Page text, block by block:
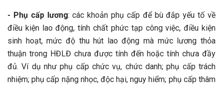
- Phụ cấp lương: các khoản phụ cấp để bù đắp yếu tố về
điều kiện lao động, tính chất phức tạp công việc, điều kiện
sinh hoạt, mức độ thu hút lao động mà mức lương thỏa
thuận trong HĐLĐ chưa được tính đến hoặc tính chưa đầy
đủ. Ví dụ như phụ cấp chức vụ, chức danh; phụ cấp trách
nhiệm; phụ cấp nặng nhọc, độc hại, nguy hiểm; phụ cấp thâm